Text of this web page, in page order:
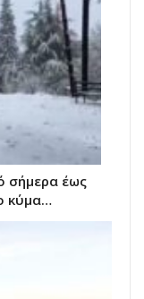
σήμερα έως
κύμα…